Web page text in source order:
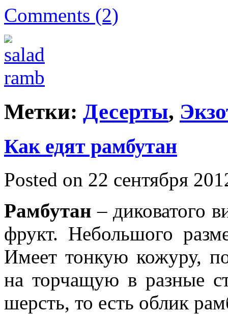
Comments (2)
Метки: Десерты,
Как едят рамбутан
Posted on 22 сентября
Рамбутан – диковатого
фрукт. Небольшого
Имеет тонкую кожуру,
на торчащую в разные
шерсть, то есть облик